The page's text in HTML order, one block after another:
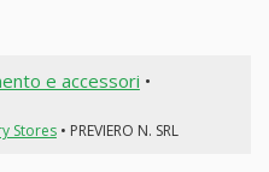
e accessori •
Stores• PREVIERO N. SRL